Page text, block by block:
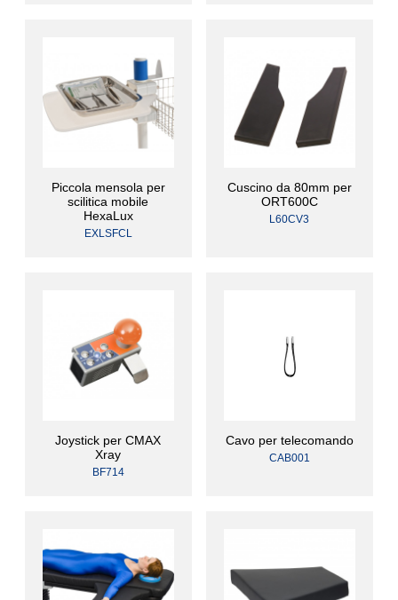
Piccola mensola per
scilitica mobile
HexaLux
EXLSFCL
Cuscino da 80mm per
ORT600C
L60CV3
Joystick per CMAX
Xray
BF714
Cavo per telecomando
CAB001